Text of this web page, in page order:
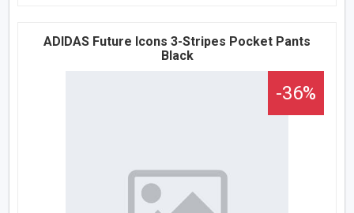
ADIDAS Future Icons 3-Stripes Pocket Pants
Black
-36%